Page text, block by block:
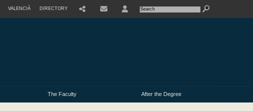
VALENCIÀ DIRECTORY
The Faculty After the Degree